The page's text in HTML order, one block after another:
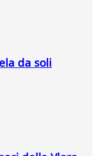
da soli